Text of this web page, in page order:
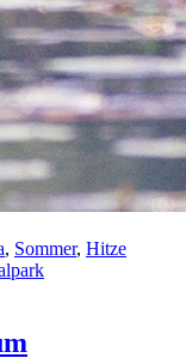
, Sommer, Hitze